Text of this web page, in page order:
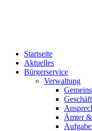
Startseite
Aktuelles
Bürgerservice
Verwaltung
Ämter